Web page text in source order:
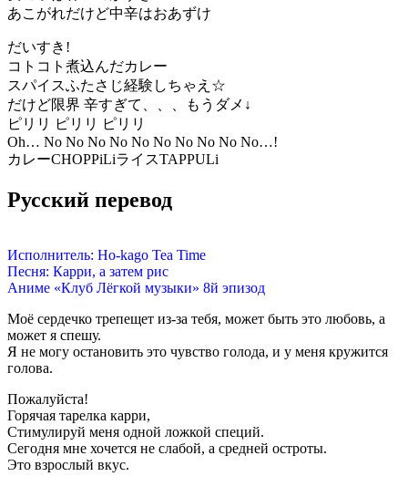
あこがれだけど中辛はおあずけ
だいすき!
コトコト煮込んだカレー
スパイスふたさじ経験しちゃえ☆
だけど限界 辛すぎて、、、もうダメ↓
ピリリ ピリリ ピリリ
Oh… No No No No No No No No No No…!
カレーCHOPPiLiライスTAPPULi
Русский перевод
Исполнитель: Ho-kago Tea Time
Песня: Карри, а затем рис
Аниме «Клуб Лёгкой музыки» 8й эпизод
Моё сердечко трепещет из-за тебя, может быть это любовь, а
может я спешу.
Я не могу остановить это чувство голода, и у меня кружится
голова.
Пожалуйста!
Горячая тарелка карри,
Стимулируй меня одной ложкой специй.
Сегодня мне хочется не слабой, а средней остроты.
Это взрослый вкус.